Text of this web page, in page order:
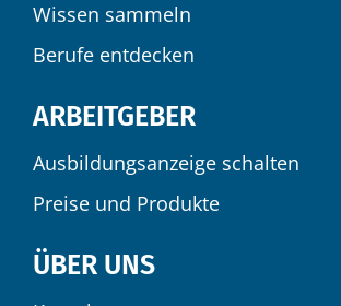
Wissen sammeln
Berufe entdecken
ARBEITGEBER
Ausbildungsanzeige schalten
Preise und Produkte
ÜBER UNS